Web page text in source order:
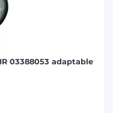
03388053 adaptable